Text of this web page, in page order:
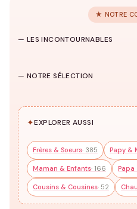
★ NOTRE
— LES INCONTOURNABLES
1039 modèles →
— NOTRE SÉLECTION
T-shirts famille
✦EXPLORER AUSSI
Frères & Soeurs· 385 Papy &
Maman & Enfants· 166 Papa
Cousins & Cousines· 52